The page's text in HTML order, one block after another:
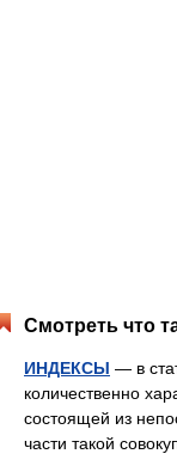
Смотреть что
ИНДЕКСЫ — в
количественно
состоящей из
части такой